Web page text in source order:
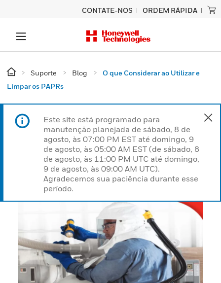
CONTATE-NOS ORDEM RÁPIDA
Suporte Blog
O que Considerar ao Utilizar e
Limpar os PAPRs
Este site está programado para
manutenção planejada de sábado, 8 de
agosto, às 07:00 PM EST até domingo, 9
de agosto, às 05:00 AM EST (de sábado, 8
de agosto, às 11:00 PM UTC até domingo,
9 de agosto, às 09:00 AM UTC).
Agradecemos sua paciência durante esse
período.